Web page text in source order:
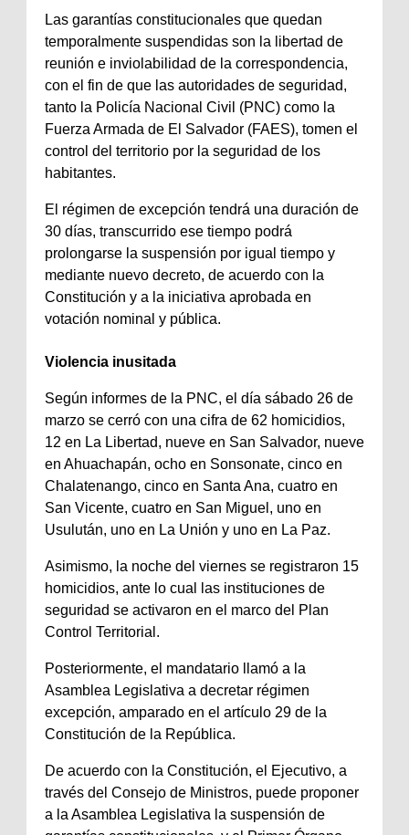
Las garantías constitucionales que quedan
temporalmente suspendidas son la libertad de
reunión e inviolabilidad de la correspondencia,
con el fin de que las autoridades de seguridad,
tanto la Policía Nacional Civil (PNC) como la
Fuerza Armada de El Salvador (FAES), tomen el
control del territorio por la seguridad de los
habitantes.
El régimen de excepción tendrá una duración de
30 días, transcurrido ese tiempo podrá
prolongarse la suspensión por igual tiempo y
mediante nuevo decreto, de acuerdo con la
Constitución y a la iniciativa aprobada en
votación nominal y pública.
Violencia inusitada
Según informes de la PNC, el día sábado 26 de
marzo se cerró con una cifra de 62 homicidios,
12 en La Libertad, nueve en San Salvador, nueve
en Ahuachapán, ocho en Sonsonate, cinco en
Chalatenango, cinco en Santa Ana, cuatro en
San Vicente, cuatro en San Miguel, uno en
Usulután, uno en La Unión y uno en La Paz.
Asimismo, la noche del viernes se registraron 15
homicidios, ante lo cual las instituciones de
seguridad se activaron en el marco del Plan
Control Territorial.
Posteriormente, el mandatario llamó a la
Asamblea Legislativa a decretar régimen
excepción, amparado en el artículo 29 de la
Constitución de la República.
De acuerdo con la Constitución, el Ejecutivo, a
través del Consejo de Ministros, puede proponer
a la Asamblea Legislativa la suspensión de